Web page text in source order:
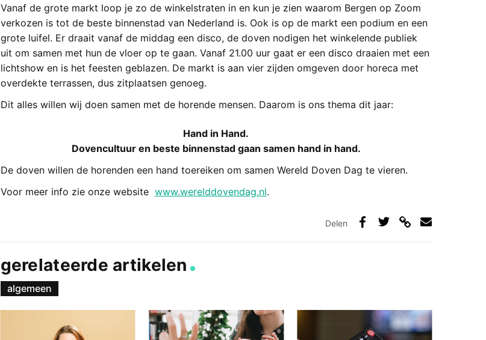
Vanaf de grote markt loop je zo de winkelstraten in en kun je zien waarom Bergen op Zoom
verkozen is tot de beste binnenstad van Nederland is. Ook is op de markt een podium en een
grote luifel. Er draait vanaf de middag een disco, de doven nodigen het winkelende publiek
uit om samen met hun de vloer op te gaan. Vanaf 21.00 uur gaat er een disco draaien met een
lichtshow en is het feesten geblazen. De markt is aan vier zijden omgeven door horeca met
overdekte terrassen, dus zitplaatsen genoeg.
Dit alles willen wij doen samen met de horende mensen. Daarom is ons thema dit jaar:
Hand in Hand.
Dovencultuur en beste binnenstad gaan samen hand in hand.
De doven willen de horenden een hand toereiken om samen Wereld Doven Dag te vieren.
Voor meer info zie onze website www.werelddovendag.nl.
Delen
gerelateerde artikelen
algemeen